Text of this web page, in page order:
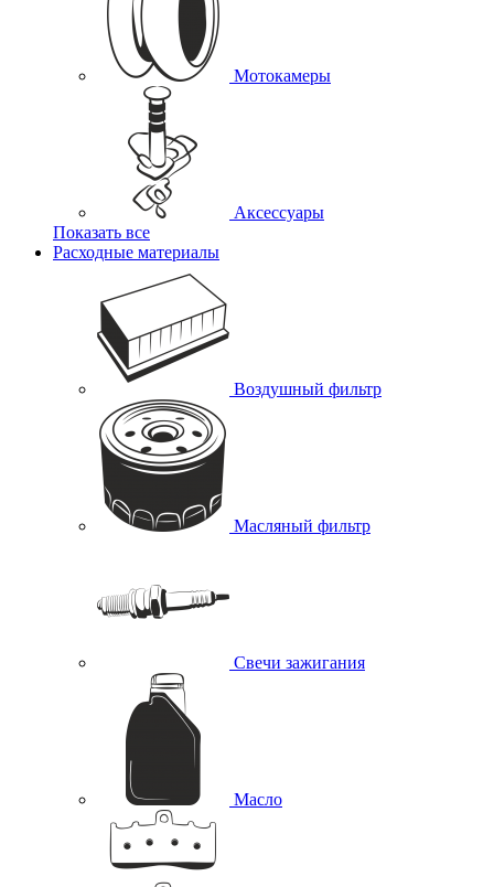
Мотокамеры
Аксессуары
Показать все
Расходные материалы
Воздушный фильтр
Масляный фильтр
Свечи зажигания
Масло